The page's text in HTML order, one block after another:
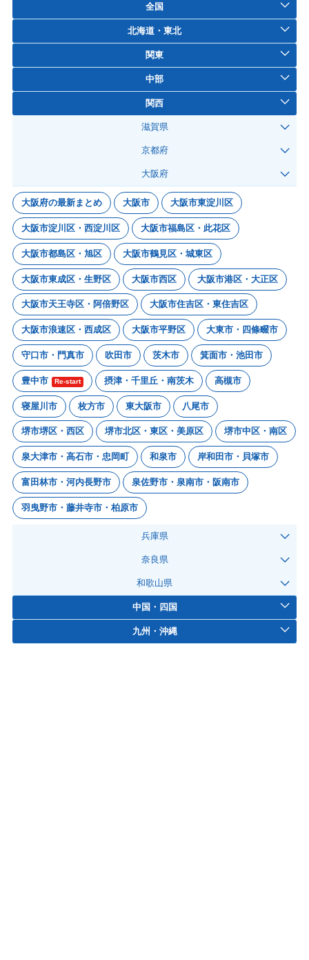
全国
北海道・東北
関東
中部
関西
滋賀県
京都府
大阪府
大阪府の最新まとめ 大阪市 大阪市東淀川区
大阪市淀川区・西淀川区 大阪市福島区・此花区
大阪市都島区・旭区 大阪市鶴見区・城東区
大阪市東成区・生野区 大阪市西区 大阪市港区・大正区
大阪市天王寺区・阿倍野区 大阪市住吉区・東住吉区
大阪市浪速区・西成区 大阪市平野区 大東市・四條畷市
守口市・門真市 吹田市 茨木市 箕面市・池田市
豊中市 Re-start 摂津・千里丘・南茨木 高槻市
寝屋川市 枚方市 東大阪市 八尾市
堺市堺区・西区 堺市北区・東区・美原区 堺市中区・南区
泉大津市・高石市・忠岡町 和泉市 岸和田市・貝塚市
富田林市・河内長野市 泉佐野市・泉南市・阪南市
羽曳野市・藤井寺市・柏原市
兵庫県
奈良県
和歌山県
中国・四国
九州・沖縄